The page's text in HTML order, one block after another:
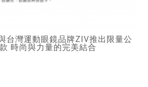
台灣運動眼鏡品牌ZIV推出限量公
時尚與力量的完美結合